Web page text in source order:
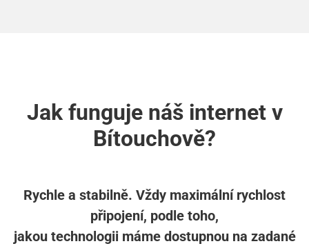
Jak funguje náš internet v
Bítouchově?
Rychle a stabilně. Vždy maximální rychlost
připojení, podle toho,
jakou technologii máme dostupnou na zadané